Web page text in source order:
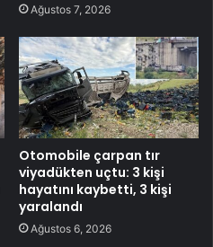
Ağustos 7, 2026
Otomobile çarpan tır
viyadükten uçtu: 3 kişi
hayatını kaybetti, 3 kişi
yaralandı
Ağustos 6, 2026